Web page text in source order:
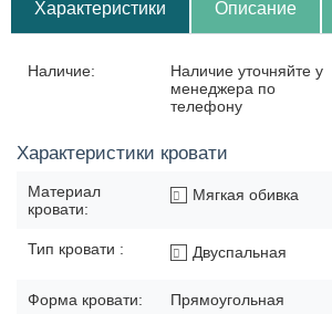
Характеристики Описание
Наличие:
Наличие уточняйте у
менеджера по
телефону
Характеристики кровати
Материал
кровати:
Мягкая обивка
Тип кровати : Двуспальная
Форма кровати: Прямоугольная